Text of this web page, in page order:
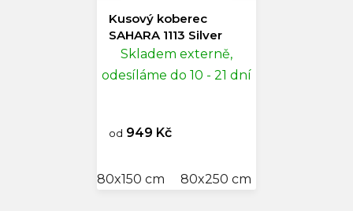
Kusový koberec
SAHARA 1113 Silver
Skladem externě,
odesíláme do 10 - 21 dní
od 949 Kč
80x150 cm 80x250 cm